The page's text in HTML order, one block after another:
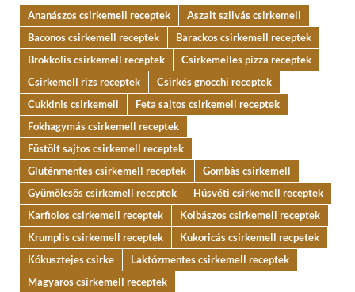
Ananászos csirkemell receptek
Aszalt szilvás csirkemell
Baconos csirkemell receptek
Barackos csirkemell receptek
Brokkolis csirkemell receptek
Csirkemelles pizza receptek
Csirkemell rizs receptek
Csirkés gnocchi receptek
Cukkinis csirkemell
Feta sajtos csirkemell receptek
Fokhagymás csirkemell receptek
Füstölt sajtos csirkemell receptek
Gluténmentes csirkemell receptek
Gombás csirkemell
Gyümölcsös csirkemell receptek
Húsvéti csirkemell receptek
Karfiolos csirkemell receptek
Kolbászos csirkemell receptek
Krumplis csirkemell receptek
Kukoricás csirkemell recpetek
Kókusztejes csirke
Laktózmentes csirkemell receptek
Magyaros csirkemell receptek